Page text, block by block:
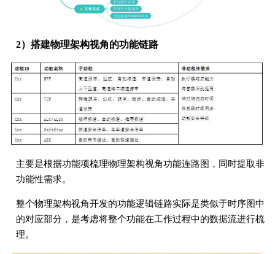
2）搭建物理架构视角的功能链路
主要是根据功能项梳理物理架构视角功能连路图，同时提取非
功能性需求。
整个物理架构视角开发的功能逻辑链路实际是类似于时序图中
的对应部分，是考虑将整个功能在工作过程中的数据流进行梳
理。